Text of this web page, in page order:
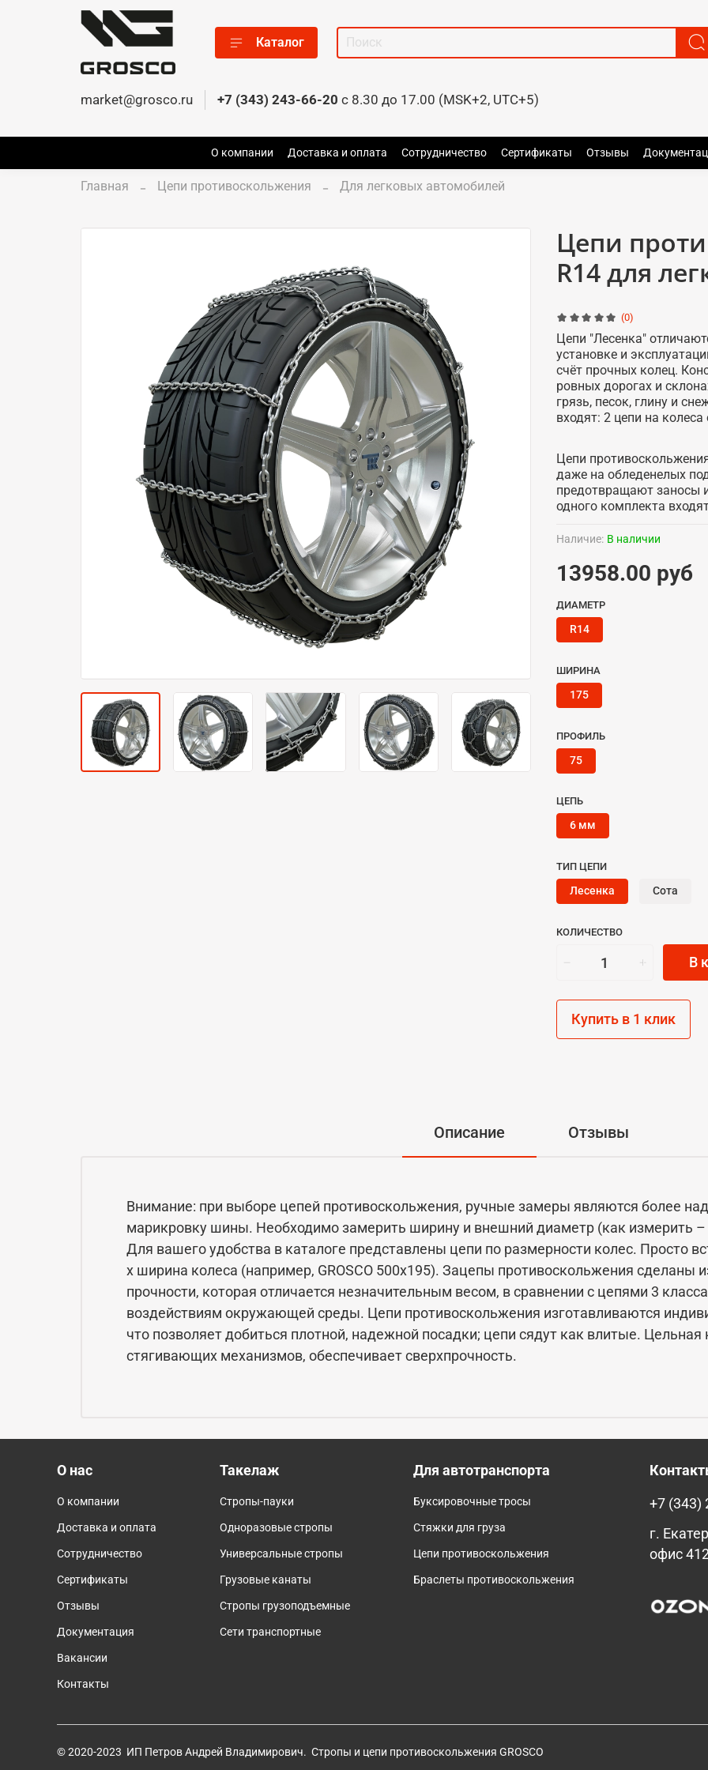
Каталог
market@grosco.ru +7 (343) 243-66-20 c 8.30 до 17.00 (MSK+2, UTC+5)
О компании Доставка и оплата Сотрудничество Сертификаты Отзывы
Главная Цепи противоскольжения Для легковых автомобилей
(0)
Наличие: В наличии
Цепи
R14 для
13958.00 руб
КОЛИЧЕСТВО
В
Купить в 1 клик
ДИАМЕТР
R14
ШИРИНА
175
ПРОФИЛЬ
75
ЦЕПЬ
6 мм
ТИП ЦЕПИ
Лесенка Сота
Цепи "Лесенка"
установке и
счёт прочных колец.
ровных дорогах и
грязь, песок, глину и
входят: 2 цепи на колеса
Цепи
даже на обледенелых
предотвращают заносы
одного комплекта
Описание Отзывы
Внимание: при выборе цепей противоскольжения, ручные замеры являются более
марикровку шины. Необходимо замерить ширину и внешний диаметр (как измерить
Для вашего удобства в каталоге представлены цепи по размерности колес. Просто
x ширина колеса (например, GROSCO 500x195). Зацепы противоскольжения сделаны
прочности, которая отличается незначительным весом, в сравнении с цепями 3
воздействиям окружающей среды. Цепи противоскольжения изготавливаются
что позволяет добиться плотной, надежной посадки; цепи сядут как влитые. Цельная
стягивающих механизмов, обеспечивает сверхпрочность.
О нас
О компании
Доставка и оплата
Сотрудничество
Сертификаты
Отзывы
Документация
Вакансии
Контакты
Такелаж
Стропы-пауки
Одноразовые стропы
Универсальные стропы
Грузовые канаты
Cтропы грузоподъемные
Сети транспортные
Для автотранспорта
Буксировочные тросы
Стяжки для груза
Цепи противоскольжения
Браслеты противоскольжения
+7 (343)
г.
офис
© 2020-2023 ИП Петров Андрей Владимирович. Стропы и цепи противоскольжения GROSCO